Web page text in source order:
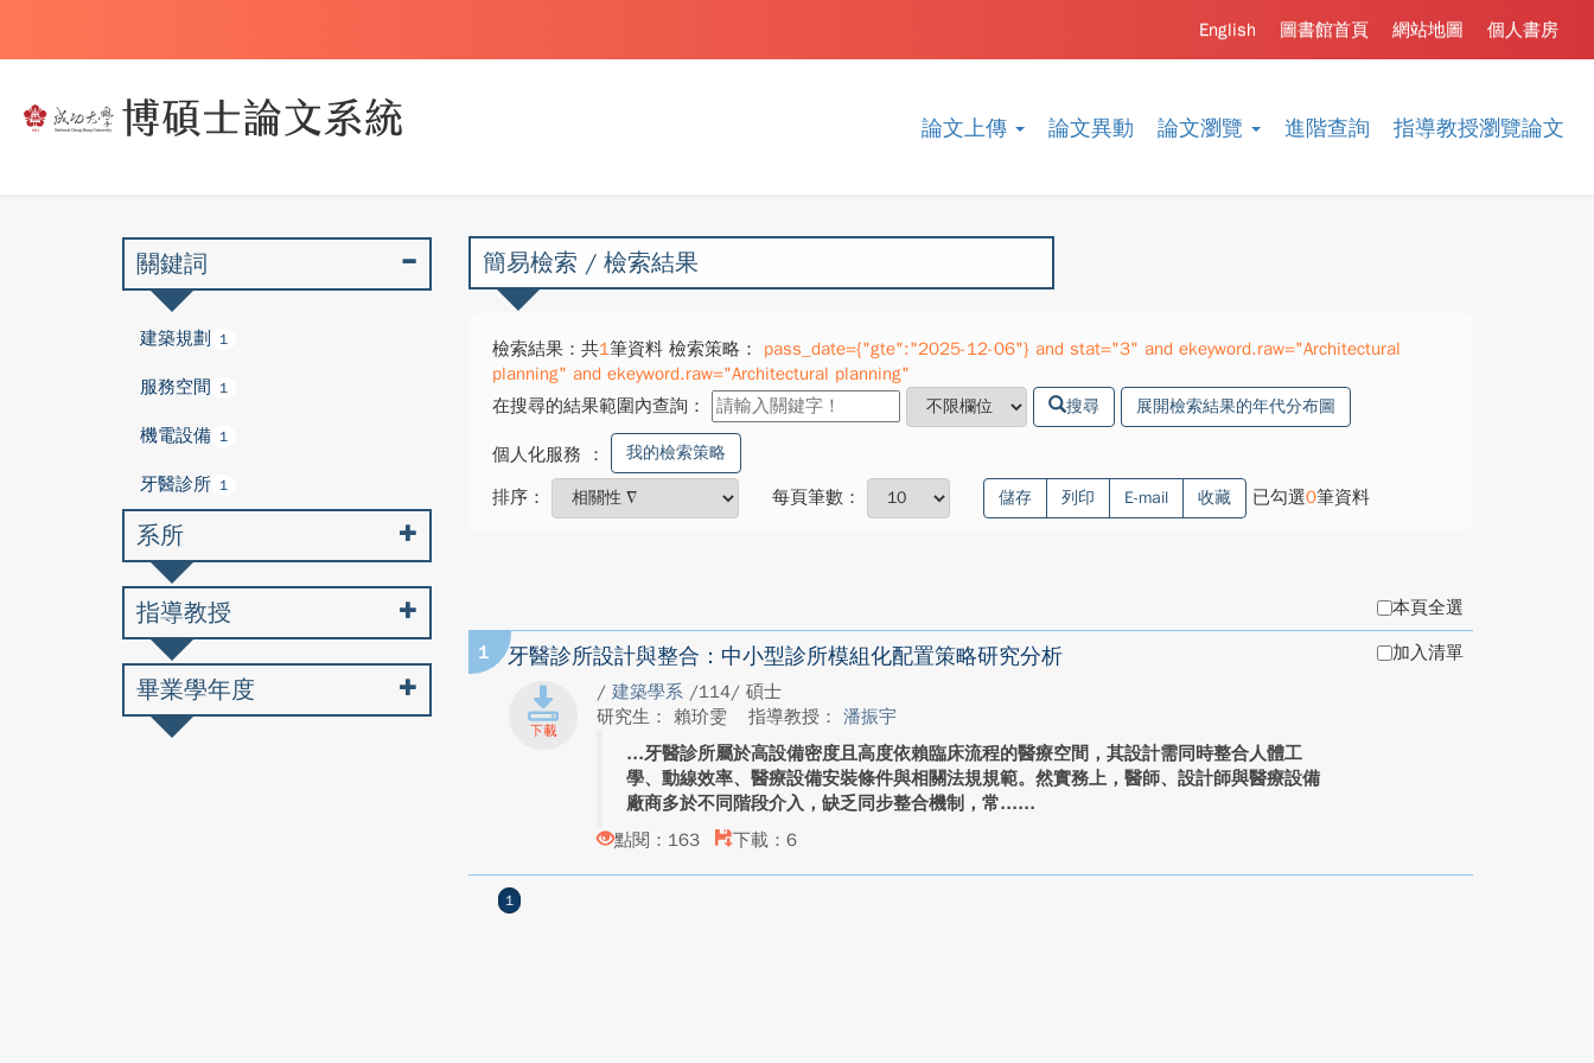
論文上傳 論文異動 論文瀏覽 進階查詢 指導教授瀏覽論文
個人書房
網站地圖
圖書館首頁
English
簡易檢索 / 檢索結果
檢索結果：共1筆資料 檢索策略：
pass_date={"gte":"2025-12-06"} and stat="3" and ekeyword.raw="Architectural
planning" and ekeyword.raw="Architectural planning"
在搜尋的結果範圍內查詢：
搜尋 展開檢索結果的年代分布圖
個人化服務 ： 我的檢索策略
排序： 每頁筆數： 儲存 列印 E-mail 收藏 已勾選0筆資料
本頁全選
1 牙醫診所設計與整合：中小型診所模組化配置策略研究分析
/ 建築學系 /114/ 碩士
研究生： 賴玠雯
指導教授： 潘振宇
牙醫診所屬於高設備密度且高度依賴臨床流程的醫療空間，其設計需同時整合人體工
學、動線效率、醫療設備安裝條件與相關法規規範。然實務上，醫師、設計師與醫療設備
廠商多於不同階段介入，缺乏同步整合機制，常...
點閱：163
下載：6
加入清單
1
關鍵詞
建築規劃 1
服務空間 1
機電設備 1
牙醫診所 1
系所
指導教授
畢業學年度